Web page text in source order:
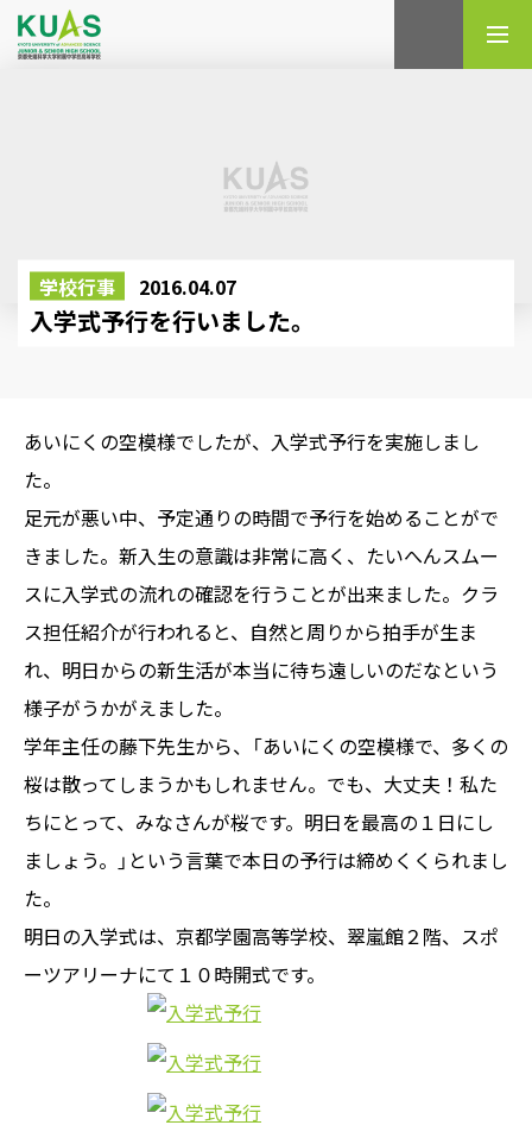
学校行事 2016.04.07
入学式予行を行いました。
あいにくの空模様でしたが、入学式予行を実施しまし
た。
足元が悪い中、予定通りの時間で予行を始めることがで
きました。新入生の意識は非常に高く、たいへんスムー
スに入学式の流れの確認を行うことが出来ました。クラ
ス担任紹介が行われると、自然と周りから拍手が生ま
れ、明日からの新生活が本当に待ち遠しいのだなという
様子がうかがえました。
学年主任の藤下先生から、「あいにくの空模様で、多くの
桜は散ってしまうかもしれません。でも、大丈夫！私た
ちにとって、みなさんが桜です。明日を最高の１日にし
ましょう。」という言葉で本日の予行は締めくくられまし
た。
明日の入学式は、京都学園高等学校、翠嵐館２階、スポ
ーツアリーナにて１０時開式です。